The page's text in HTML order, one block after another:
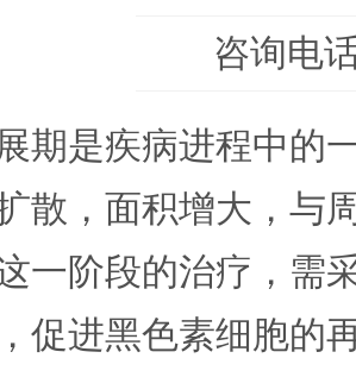
咨询电
期是疾病进程中的
散，面积增大，与
一阶段的治疗，需
促进黑色素细胞的